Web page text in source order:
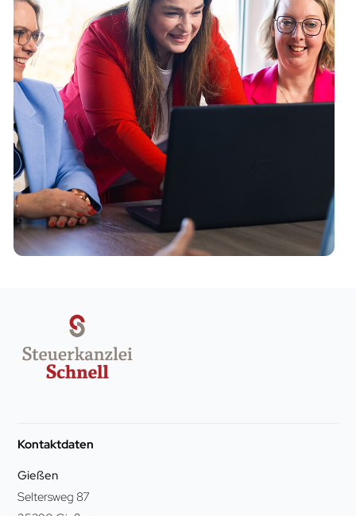
Kontaktdaten
Gießen
Seltersweg 87